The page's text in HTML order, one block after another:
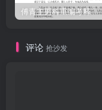
原序
傅青主男科重编考释
评论 抢沙发